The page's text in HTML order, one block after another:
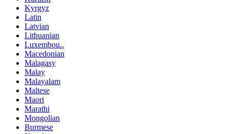
Kyrgyz
Latin
Latvian
Lithuanian
Luxembou..
Macedonian
Malagasy
Malay
Malayalam
Maltese
Maori
Marathi
Mongolian
Burmese